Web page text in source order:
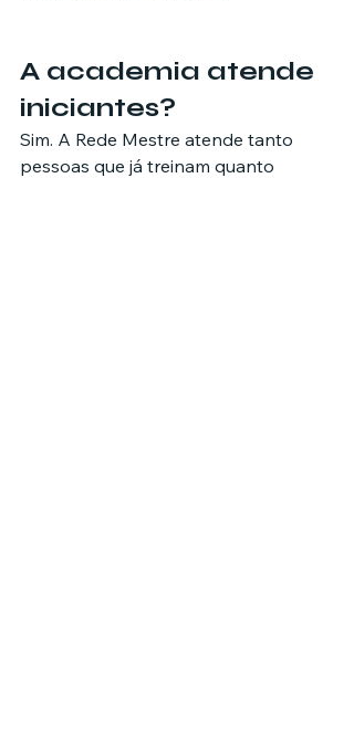
A academia atende
iniciantes?
Sim. A Rede Mestre atende tanto
pessoas que já treinam quanto